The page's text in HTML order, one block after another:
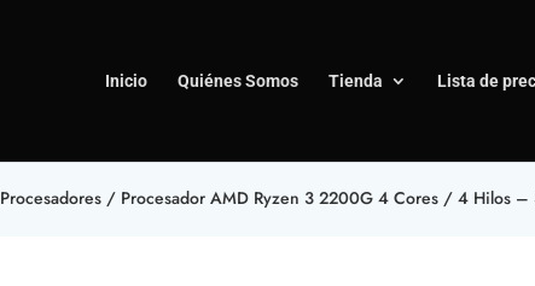
Inicio Quiénes Somos Tienda Lista de
Procesadores/ Procesador AMD Ryzen 3 2200G 4 Cores / 4 Hilos –